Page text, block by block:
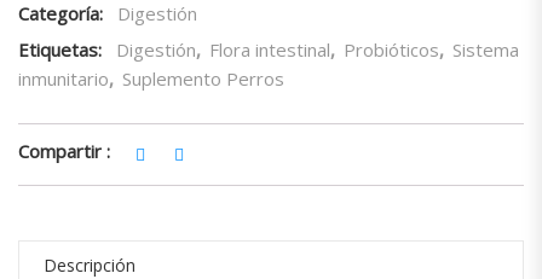
Categoría:
Digestión
Etiquetas:
Digestión, Flora intestinal, Probióticos, Sistema
inmunitario, Suplemento Perros
Compartir :
Descripción